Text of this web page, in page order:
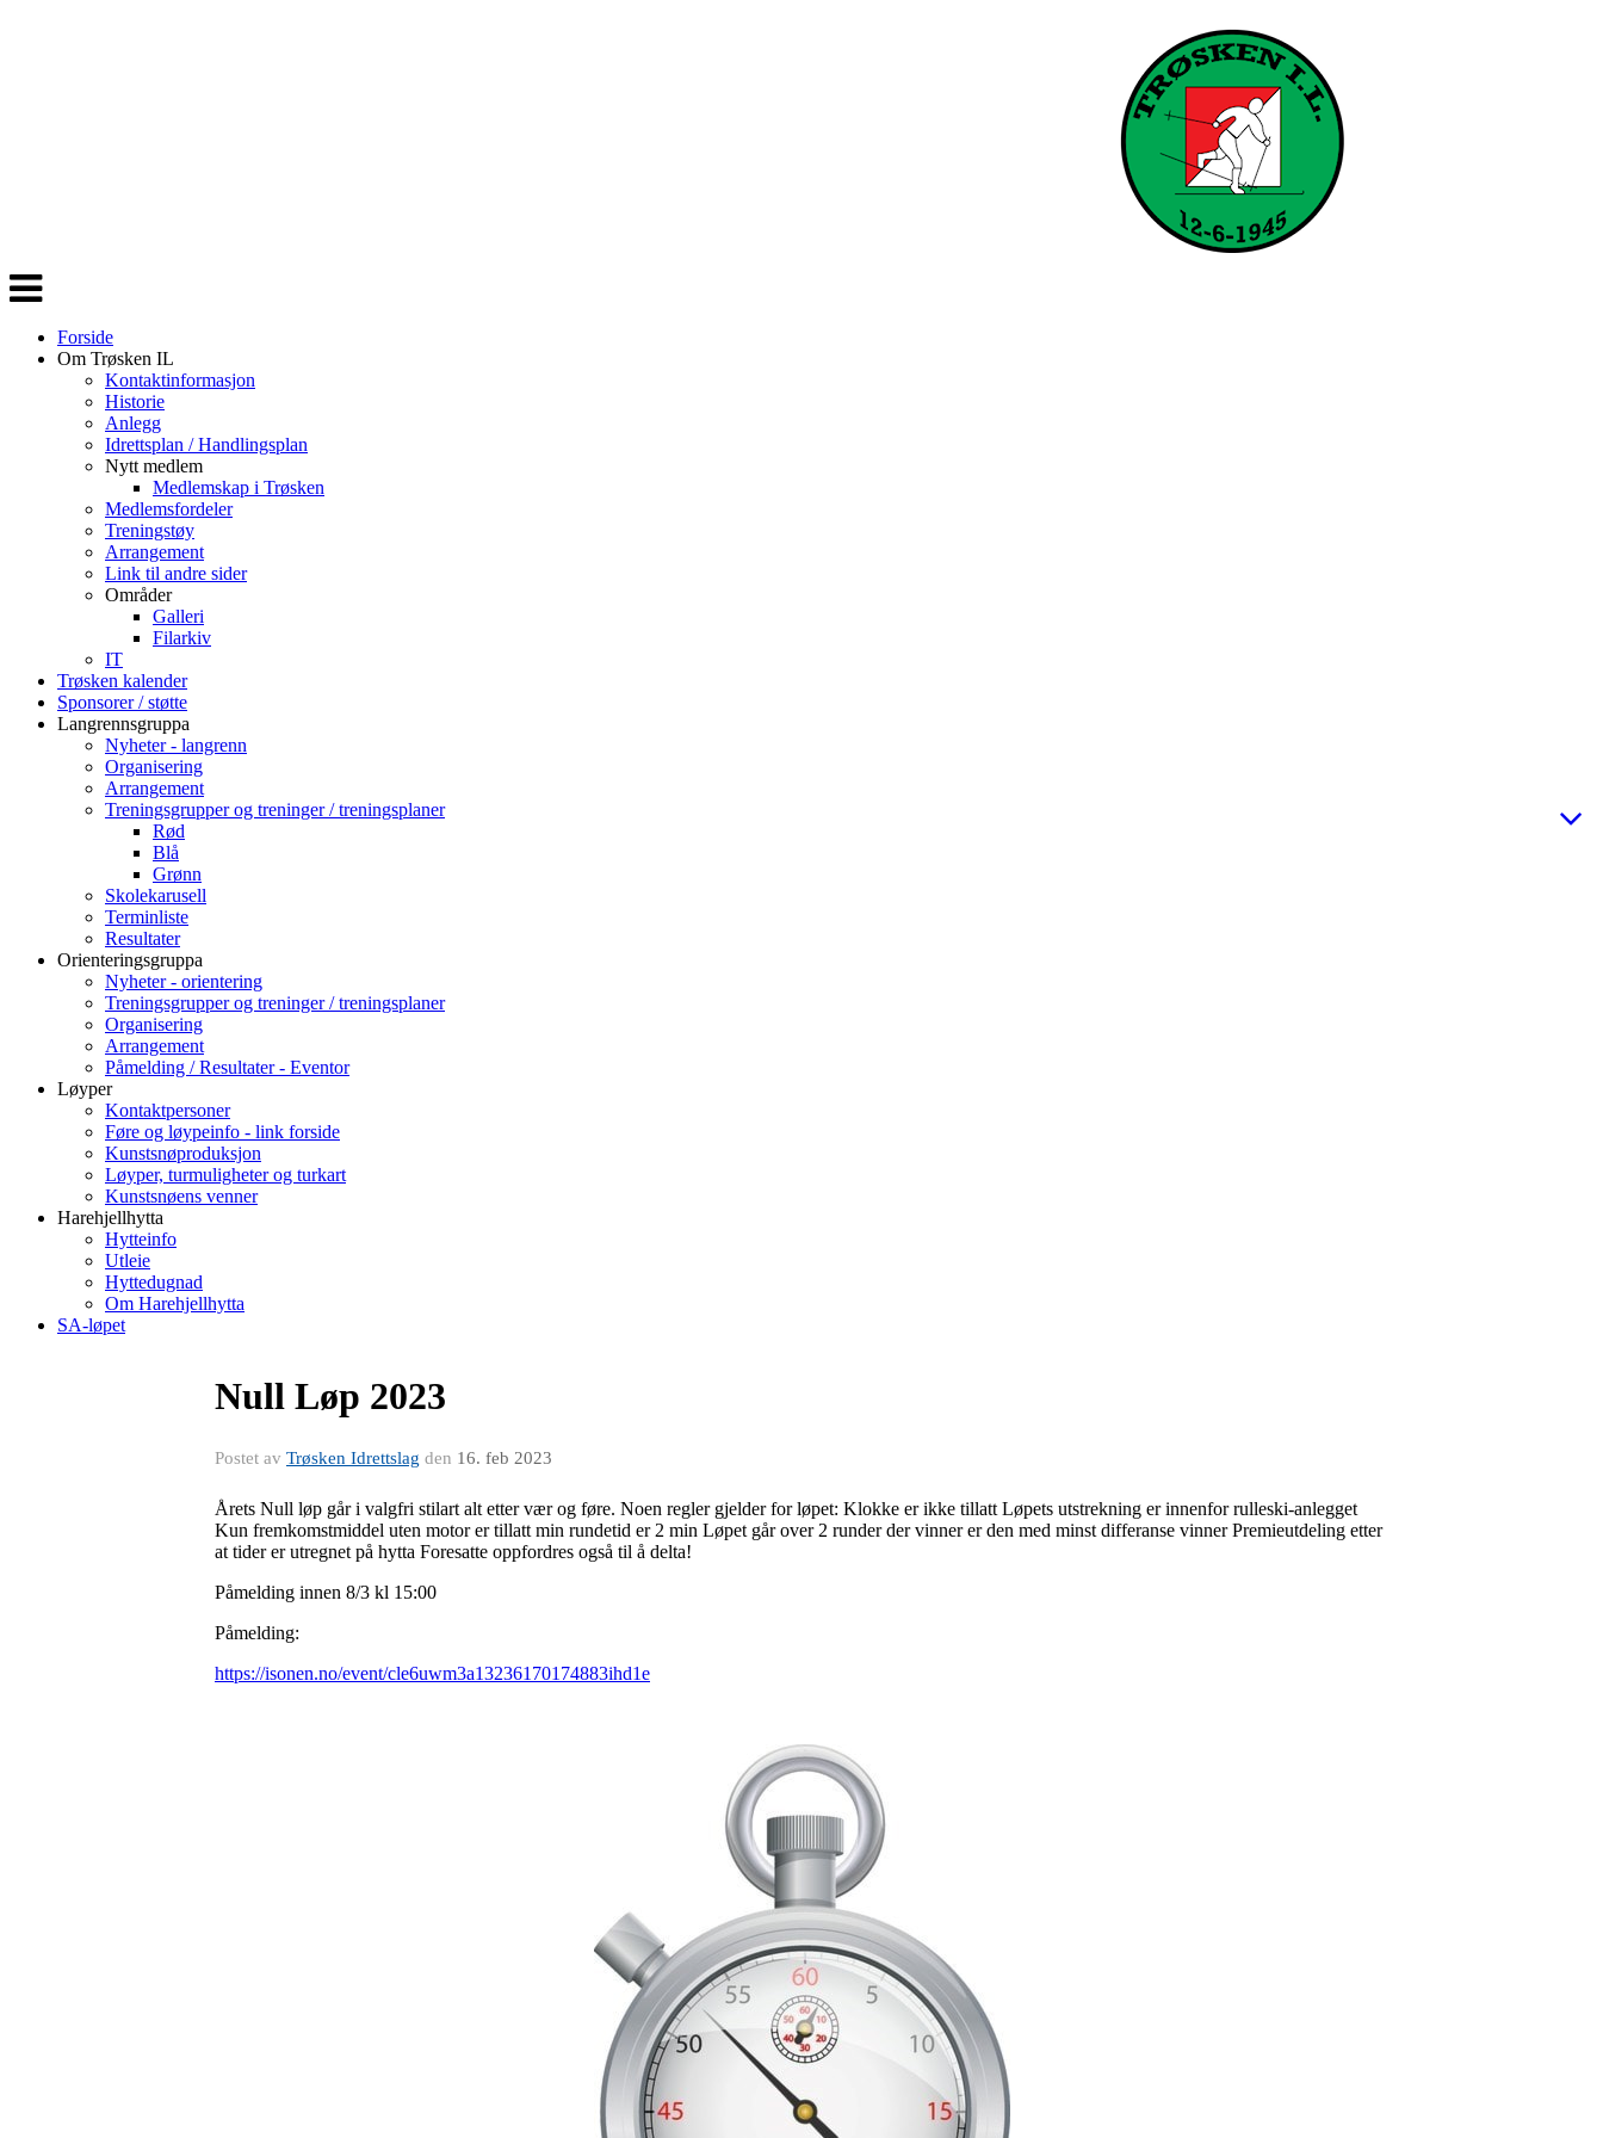
Veksle
navigasjon
Forside
Om Trøsken IL
Kontaktinformasjon
Historie
Anlegg
Idrettsplan / Handlingsplan
Nytt medlem
Medlemskap i Trøsken
Medlemsfordeler
Treningstøy
Arrangement
Link til andre sider
Områder
Galleri
Filarkiv
IT
Trøsken kalender
Sponsorer / støtte
Langrennsgruppa
Nyheter - langrenn
Organisering
Arrangement
Treningsgrupper og treninger / treningsplaner
Rød
Blå
Grønn
Skolekarusell
Terminliste
Resultater
Orienteringsgruppa
Nyheter - orientering
Treningsgrupper og treninger / treningsplaner
Organisering
Arrangement
Påmelding / Resultater - Eventor
Løyper
Kontaktpersoner
Føre og løypeinfo - link forside
Kunstsnøproduksjon
Løyper, turmuligheter og turkart
Kunstsnøens venner
Harehjellhytta
Hytteinfo
Utleie
Hyttedugnad
Om Harehjellhytta
SA-løpet
Null Løp 2023
Postet av Trøsken Idrettslag den 16. feb 2023
Årets Null løp går i valgfri stilart alt etter vær og føre. Noen regler gjelder for løpet: Klokke er ikke tillatt Løpets utstrekning er innenfor rulleski-anlegget
Kun fremkomstmiddel uten motor er tillatt min rundetid er 2 min Løpet går over 2 runder der vinner er den med minst differanse vinner Premieutdeling etter
at tider er utregnet på hytta Foresatte oppfordres også til å delta!
Påmelding innen 8/3 kl 15:00
Påmelding:
https://isonen.no/event/cle6uwm3a13236170174883ihd1e